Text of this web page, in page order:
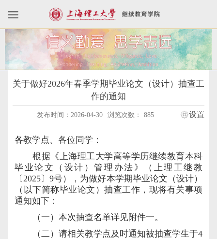
关于做好2026年春季学期毕业论文（设计）抽查工
作的通知
发布时间：2026-04-30 浏览次数： 885 设置
各教学点、各位同学：
根据《上海理工大学高等学历继续教育本科
毕业论文（设计）管理办法》（上理工继教
〔2025〕9号），为做好本学期毕业论文（设计）
（以下简称毕业论文）抽查工作，现将有关事项
通知如下：
（一）本次抽查名单详见附件一。
（二）请相关教学点及时通知被抽查学生于4